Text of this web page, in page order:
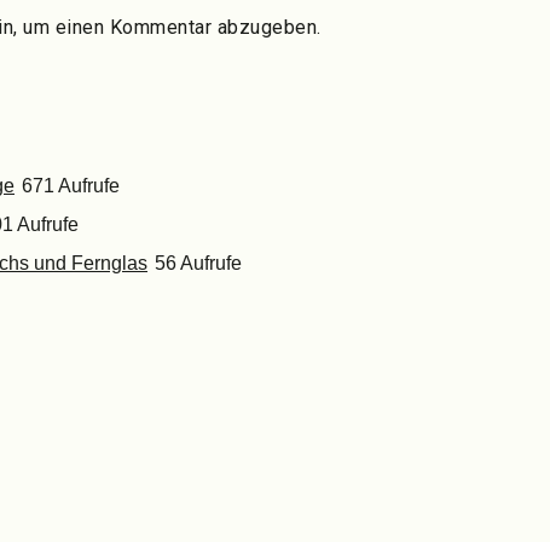
um einen Kommentar abzugeben.
671 Aufrufe
Aufrufe
und Fernglas 56 Aufrufe